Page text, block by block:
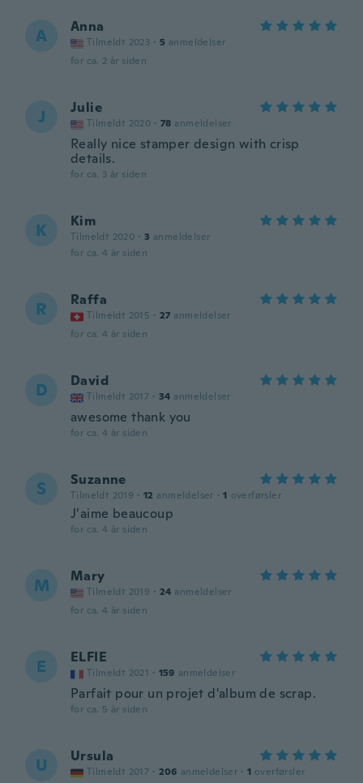
A Anna
Tilmeldt 2023 · 5 anmeldelser
for ca. 2 år siden
J Julie
Tilmeldt 2020 · 78 anmeldelser
Really nice stamper design with crisp
details.
for ca. 3 år siden
K Kim
Tilmeldt 2020 · 3 anmeldelser
for ca. 4 år siden
R Raffa
Tilmeldt 2015 · 27 anmeldelser
for ca. 4 år siden
D David
Tilmeldt 2017 · 34 anmeldelser
awesome thank you
for ca. 4 år siden
S Suzanne
Tilmeldt 2019 · 12 anmeldelser · 1 overførsler
J’aime beaucoup
for ca. 4 år siden
M Mary
Tilmeldt 2019 · 24 anmeldelser
for ca. 4 år siden
E ELFIE
Tilmeldt 2021 · 159 anmeldelser
Parfait pour un projet d'album de scrap.
for ca. 5 år siden
U Ursula
Tilmeldt 2017 · 206 anmeldelser · 1 overførsler